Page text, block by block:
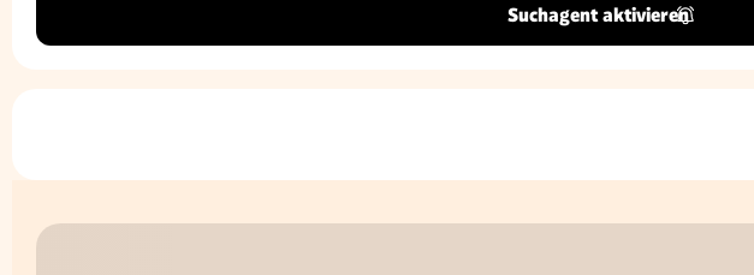
Suchagent aktivieren